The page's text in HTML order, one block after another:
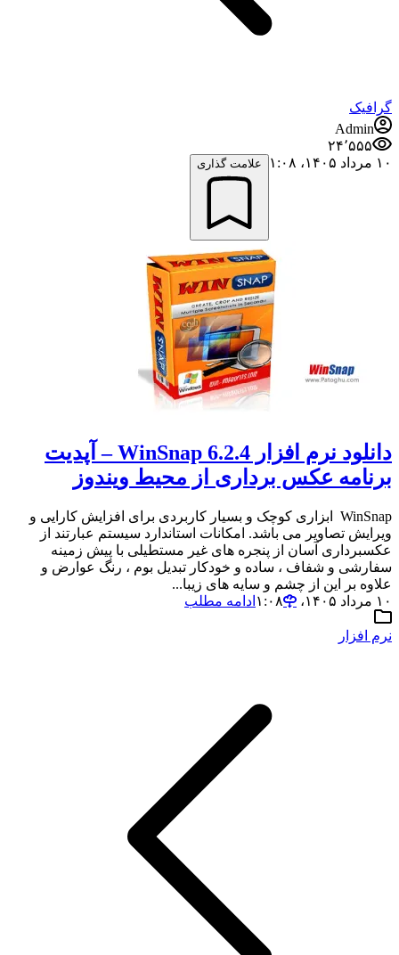
گرافیک
Admin
۲۴٬۵۵۵
۱۰ مرداد ۱۴۰۵،‏ ۱:۰۸
علامت گذاری
دانلود نرم افزار WinSnap 6.2.4 – آپدیت
برنامه عکس برداری از محیط ویندوز
WinSnap ابزاری کوچک و بسیار کاربردی برای افزایش کارایی و
ویرایش تصاویر می باشد. امکانات استاندارد سیستم عبارتند از
عکسبرداری آسان از پنجره های غیر مستطیلی با پیش زمینه
سفارشی و شفاف ، ساده و خودکار تبدیل بوم ، رنگ عوارض و
علاوه بر این از چشم و سایه های زیبا...
۱۰ مرداد ۱۴۰۵،‏ ۱:۰۸
ادامه مطلب
نرم افزار